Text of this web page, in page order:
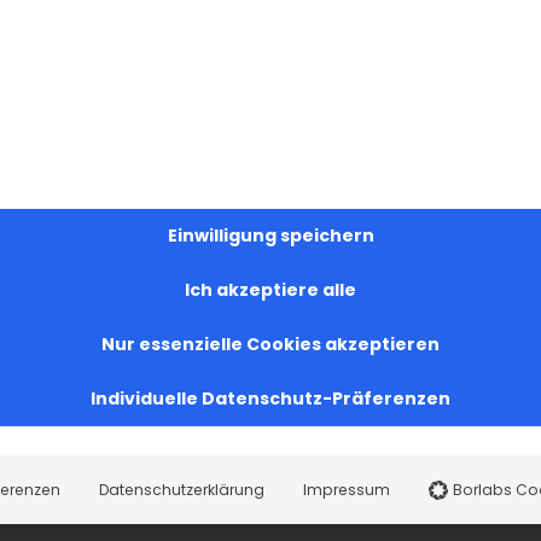
Einwilligung speichern
Ich akzeptiere alle
Nur essenzielle Cookies akzeptieren
Individuelle Datenschutz-Präferenzen
Datenschutzerklärung Impressum Borlabs